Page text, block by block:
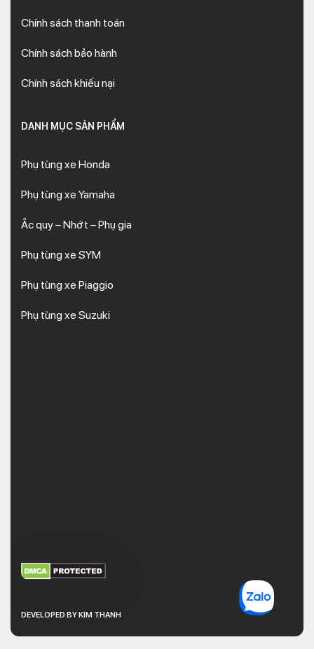
Chính sách thanh toán
Chính sách bảo hành
Chính sách khiếu nại
DANH MỤC SẢN PHẨM
Phụ tùng xe Honda
Phụ tùng xe Yamaha
Ắc quy – Nhớt – Phụ gia
Phụ tùng xe SYM
Phụ tùng xe Piaggio
Phụ tùng xe Suzuki
DEVELOPED BY KIM THANH
XEM THÊM